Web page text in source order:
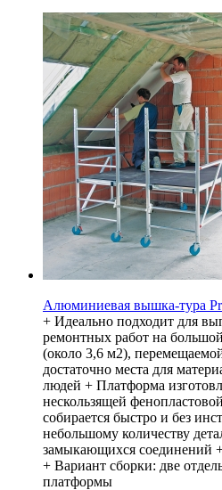
Алюминиевая вышка-тура
+ Идеально подходит для
ремонтных работ на
(около 3,6 м2),
достаточно места для
людей + Платформа
нескользящей
собирается быстро и без
небольшому количеству
замыкающихся соединений
+ Вариант сборки: две
платформы